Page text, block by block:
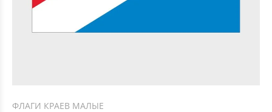
ФЛАГИ КРАЕВ МАЛЫЕ